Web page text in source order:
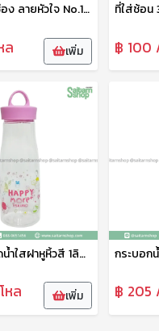
ที่ใส่ช้อน 2ช่อง ลายหัวใจ No.120 ช้าง
ล เพิ่ม
ที่ใส่ช้อน
฿ 100
กระบอกขวดน้ำใสฝาหูหิ้วสี 1ลิตร PET910H Eskimo
หล เพิ่ม
กระบอก
฿ 205